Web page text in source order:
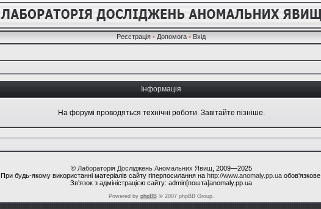
Реєстрація • Допомога • Вхід
Інформація
На форумі проводяться технічні роботи. Завітайте пізніше.
© Лабораторія Досліджень Аномальних Явищ , 2009—2025
При будь-якому використанні матеріалів сайту гіперпосилання на http://www.anomaly.pp.uaобов'язкове.
Зв'язок з адміністрацією сайту: admin[пошта]anomaly.pp.ua
Powered by phpBB© 2007 phpBB Group.